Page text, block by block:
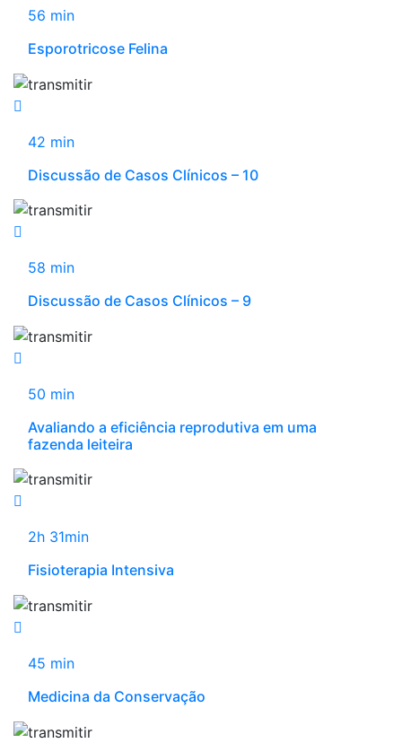
56 min
Esporotricose Felina
42 min
Discussão de Casos Clínicos – 10
58 min
Discussão de Casos Clínicos – 9
50 min
Avaliando a eficiência reprodutiva em uma
fazenda leiteira
2h 31min
Fisioterapia Intensiva
45 min
Medicina da Conservação